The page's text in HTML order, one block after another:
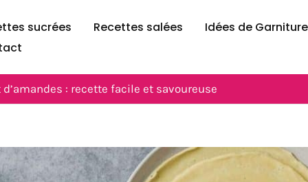
sucrées Recettes salées Idées de
: recette facile et savoureuse